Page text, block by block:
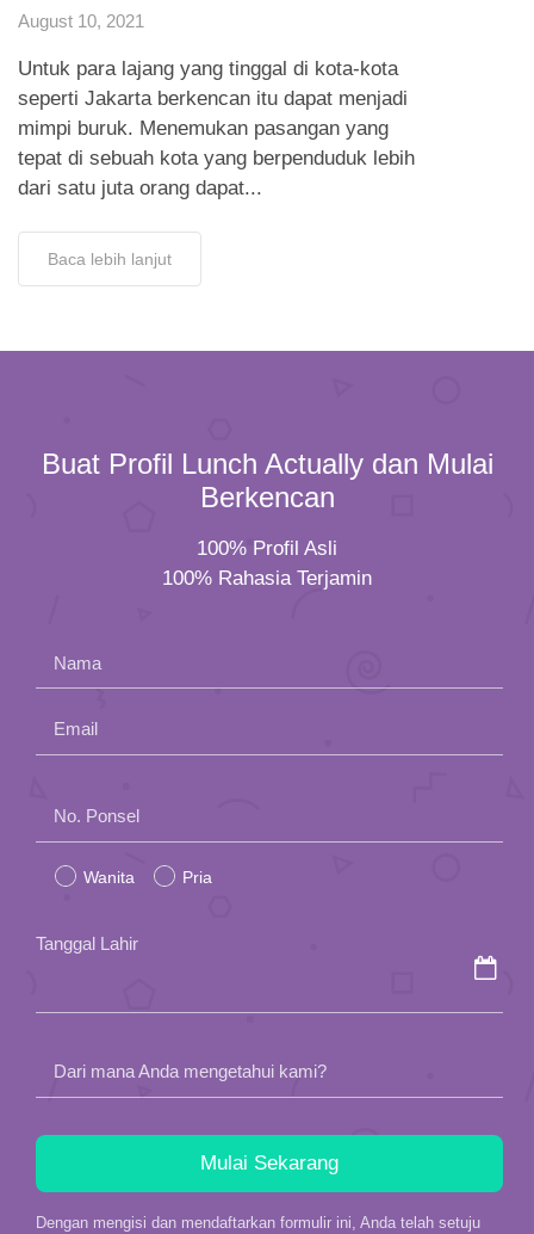
August 10, 2021
Untuk para lajang yang tinggal di kota-kota
seperti Jakarta berkencan itu dapat menjadi
mimpi buruk. Menemukan pasangan yang
tepat di sebuah kota yang berpenduduk lebih
dari satu juta orang dapat...
Baca lebih lanjut
Buat Profil Lunch Actually dan Mulai
Berkencan
100% Profil Asli
100% Rahasia Terjamin
Nama
Email
leave
this
No. Ponsel
Wanita Pria
Tanggal Lahir
Dari mana Anda mengetahui kami?
Dengan mengisi dan mendaftarkan formulir ini, Anda telah setuju